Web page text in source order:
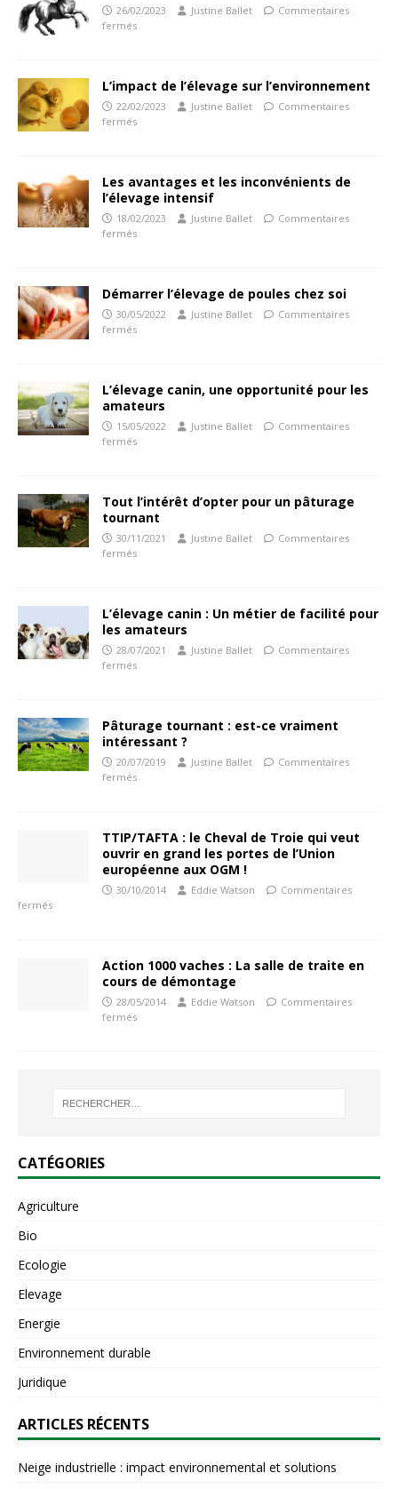
26/02/2023 Justine Ballet
Commentaires
fermés
L’impact de l’élevage sur l’environnement
22/02/2023 Justine Ballet
Commentaires
fermés
Les avantages et les inconvénients de
l’élevage intensif
18/02/2023 Justine Ballet
Commentaires
fermés
Démarrer l’élevage de poules chez soi
30/05/2022 Justine Ballet
Commentaires
fermés
L’élevage canin, une opportunité pour les
amateurs
15/05/2022 Justine Ballet
Commentaires
fermés
Tout l’intérêt d’opter pour un pâturage
tournant
30/11/2021 Justine Ballet
Commentaires
fermés
L’élevage canin : Un métier de facilité pour
les amateurs
28/07/2021 Justine Ballet
Commentaires
fermés
Pâturage tournant : est-ce vraiment
intéressant ?
20/07/2019 Justine Ballet
Commentaires
fermés
TTIP/TAFTA : le Cheval de Troie qui veut
ouvrir en grand les portes de l’Union
européenne aux OGM !
30/10/2014 Eddie Watson
Commentaires
fermés
Action 1000 vaches : La salle de traite en
cours de démontage
28/05/2014 Eddie Watson
Commentaires
fermés
CATÉGORIES
Agriculture
Bio
Ecologie
Elevage
Energie
Environnement durable
Juridique
ARTICLES RÉCENTS
Neige industrielle : impact environnemental et solutions